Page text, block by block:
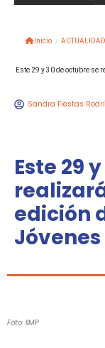
Inicio / ACTUALIDAD
Este 29 y 30 de octubre se
Sandra Fiestas
Este 29
edición
Jóvenes
Foto: IIMP